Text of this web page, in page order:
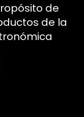
de
de la